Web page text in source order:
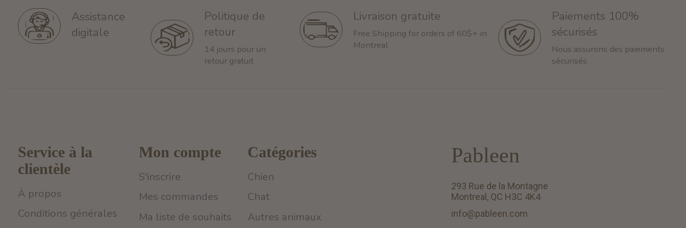
Assistance
digitale
Politique de
retour
14 jours pour un
retour gratuit
Livraison gratuite
Free Shipping for orders of 60$+ in
Montreal
Paiements 100%
sécurisés
Nous assurons des paiements
sécurisés
Service à la
clientèle
À propos
Conditions générales
Mon compte
S'inscrire
Mes commandes
Ma liste de souhaits
Catégories
Chien
Chat
Autres animaux
Pableen
293 Rue de la Montagne
Montreal, QC H3C 4K4
info@pableen.com